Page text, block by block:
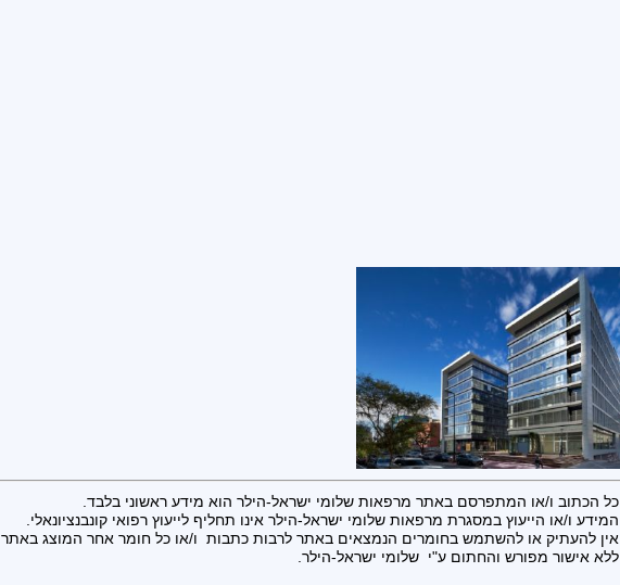
כל הכתוב ו/או המתפרסם באתר מרפאות שלומי ישראל-הילר הוא מידע ראשוני בלבד.
המידע ו/או הייעוץ במסגרת מרפאות שלומי ישראל-הילר אינו תחליף לייעוץ רפואי קונבנציונאלי.
אין להעתיק או להשתמש בחומרים הנמצאים באתר לרבות כתבות ו/או כל חומר אחר המוצג באתר
ללא אישור מפורש והחתום ע"י שלומי ישראל-הילר.